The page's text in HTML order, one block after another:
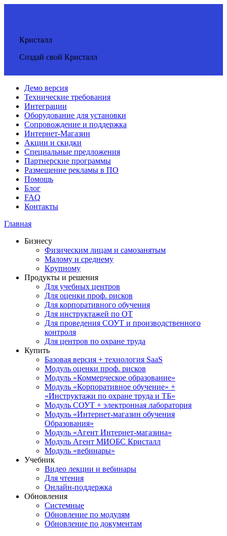
Кристалл
Создай свой Кристалл
Демо версия
Технические требования
Интеграции
Оборудование для установки
Сопровождение и поддержка
Интернет-Магазин
Акции и скидки
Специальные предложения
Партнерские программы
Размещение рекламы в ПО
Помощь
Блог
FAQ
Контакты
Главная
Бизнесу
Физическим лицам и самозанятым
Малому и среднему
Крупному
Продукты и решения
Для учебных центров
Для оценки проф. рисков
Для корпоративного обучения
Для инструктажей по ОТ
Для проведения СОУТ и производственного
контроля
Для центров по охране труда
Купить
Базовая версия + технология SaaS
Модуль оценки проф. рисков
Модуль «Коммерческое образование»
Модуль «Корпоративное обучение» +
«Инструктажи по охране труда и ТБ»
Модуль СОУТ + электронная лаборатория
Модуль «Интернет-магазин обучения
Образования»
Модуль «Агент Интернет-магазина»
Модуль Агент МИОБС Кристалл
Модуль «вебинары»
Учебник
Видео лекции и вебинары
Для чтения
Онлайн-поддержка
Обновления
Системные
Обновление по модулям
Обновление по документам